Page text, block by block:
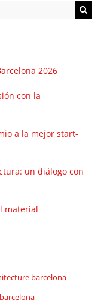
2026
con la
a la mejor start-
un diálogo con
material
barcelona